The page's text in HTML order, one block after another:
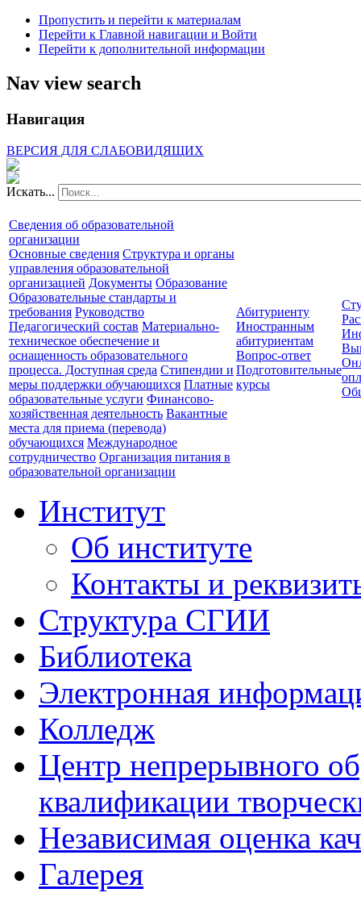
Пропустить и перейти к материалам
Перейти к Главной навигации и Войти
Перейти к дополнительной информации
Nav view search
Навигация
ВЕРСИЯ ДЛЯ СЛАБОВИДЯЩИХ
Искать...
Сведения об образовательной
организации
Основные сведения Структура и органы
управления образовательной
организацией Документы Образование
Образовательные стандарты и
требования Руководство
Педагогический состав Материально-
техническое обеспечение и
оснащенность образовательного
процесса. Доступная среда Стипендии и
меры поддержки обучающихся Платные
образовательные услуги Финансово-
хозяйственная деятельность Вакантные
места для приема (перевода)
обучающихся Международное
сотрудничество Организация питания в
образовательной организации
Абитуриенту
Иностранным
абитуриентам
Вопрос-ответ
Подготовительные
курсы
Институт
Об институте
Контакты и
Структура СГИИ
Библиотека
Электронная
Колледж
Центр непрерывного
квалификации
Независимая оценка
Галерея